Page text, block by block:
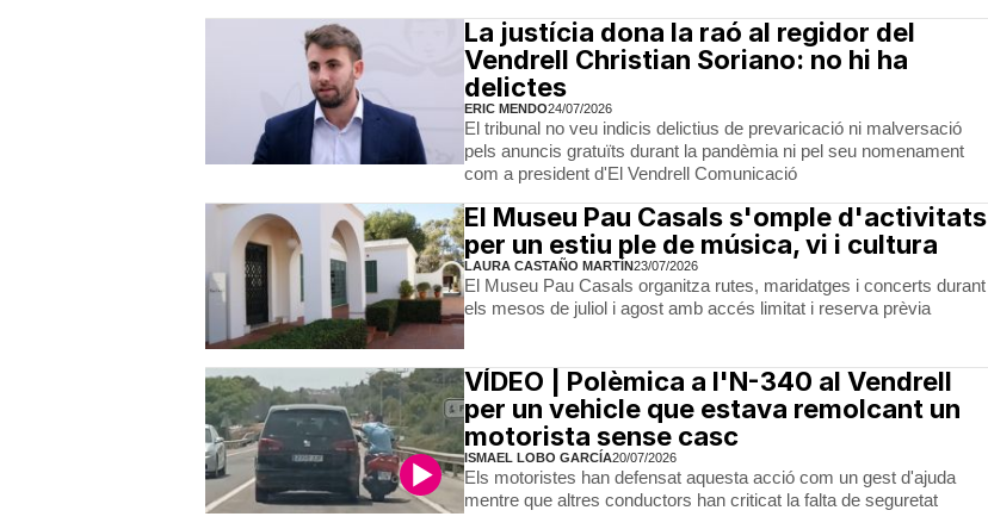
La justícia dona la raó al regidor del
Vendrell Christian Soriano: no hi ha
delictes
ERIC MENDO24/07/2026
El tribunal no veu indicis delictius de prevaricació ni malversació
pels anuncis gratuïts durant la pandèmia ni pel seu nomenament
com a president d'El Vendrell Comunicació
El Museu Pau Casals s'omple d'activitats
per un estiu ple de música, vi i cultura
LAURA CASTAÑO MARTÍN23/07/2026
El Museu Pau Casals organitza rutes, maridatges i concerts durant
els mesos de juliol i agost amb accés limitat i reserva prèvia
VÍDEO | Polèmica a l'N-340 al Vendrell
per un vehicle que estava remolcant un
motorista sense casc
ISMAEL LOBO GARCÍA20/07/2026
Els motoristes han defensat aquesta acció com un gest d'ajuda
mentre que altres conductors han criticat la falta de seguretat